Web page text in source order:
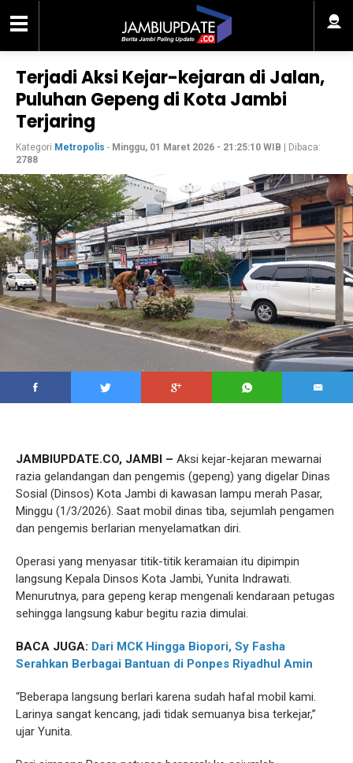
Terjadi Aksi Kejar-kejaran di Jalan,
Puluhan Gepeng di Kota Jambi
Terjaring
Kategori Metropolis - Minggu, 01 Maret 2026 - 21:25:10 WIB | Dibaca:
2788
JAMBIUPDATE.CO, JAMBI – Aksi kejar-kejaran mewarnai
razia gelandangan dan pengemis (gepeng) yang digelar Dinas
Sosial (Dinsos) Kota Jambi di kawasan lampu merah Pasar,
Minggu (1/3/2026). Saat mobil dinas tiba, sejumlah pengamen
dan pengemis berlarian menyelamatkan diri.
Operasi yang menyasar titik-titik keramaian itu dipimpin
langsung Kepala Dinsos Kota Jambi, Yunita Indrawati.
Menurutnya, para gepeng kerap mengenali kendaraan petugas
sehingga langsung kabur begitu razia dimulai.
BACA JUGA: Dari MCK Hingga Biopori, Sy Fasha
Serahkan Berbagai Bantuan di Ponpes Riyadhul Amin
“Beberapa langsung berlari karena sudah hafal mobil kami.
Larinya sangat kencang, jadi tidak semuanya bisa terkejar,”
ujar Yunita.